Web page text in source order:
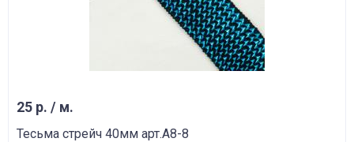
25 р. / м.
Тесьма стрейч 40мм арт.A8-8